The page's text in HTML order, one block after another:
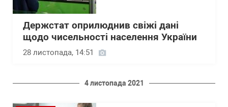
Держстат оприлюднив свіжі дані
щодо чисельності населення України
28 листопада, 14:51
4 листопада 2021